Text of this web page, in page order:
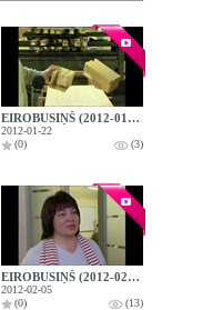
EIROBUSIŅŠ (2012-01-22)
2012-01-22
(0)
(3)
EIROBUSIŅŠ (2012-02-05)
2012-02-05
(0)
(13)